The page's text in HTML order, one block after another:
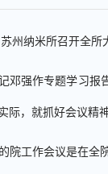
州纳米所召开全所
邓强作专题学习报
际，就抓好会议精
院工作会议是在全